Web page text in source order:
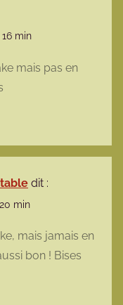
min
mais pas en
dit :
min
mais jamais en
bon ! Bises